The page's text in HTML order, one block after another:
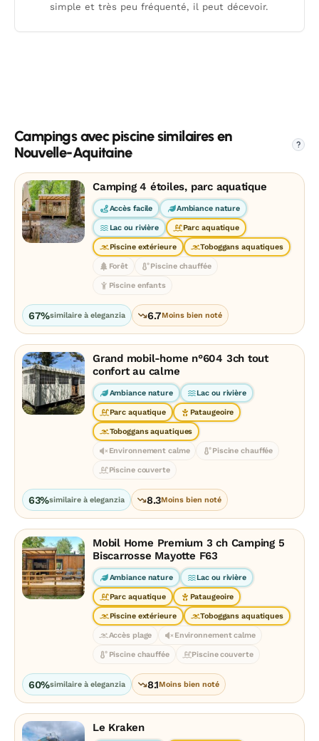
simple et très peu fréquenté, il peut décevoir.
Campings avec piscine similaires en
Nouvelle-Aquitaine
?
Camping 4 étoiles, parc aquatique
Accès facile Ambiance nature
Lac ou rivière Parc aquatique
Piscine extérieure Toboggans aquatiques
Forêt Piscine chauffée
Piscine enfants
67%similaire à eleganzia 6.7Moins bien noté
Grand mobil-home n°604 3ch tout
confort au calme
Ambiance nature Lac ou rivière
Parc aquatique Pataugeoire
Toboggans aquatiques
Environnement calme Piscine chauffée
Piscine couverte
63%similaire à eleganzia 8.3Moins bien noté
Mobil Home Premium 3 ch Camping 5
Biscarrosse Mayotte F63
Ambiance nature Lac ou rivière
Parc aquatique Pataugeoire
Piscine extérieure Toboggans aquatiques
Accès plage Environnement calme
Piscine chauffée Piscine couverte
60%similaire à eleganzia 8.1Moins bien noté
Le Kraken